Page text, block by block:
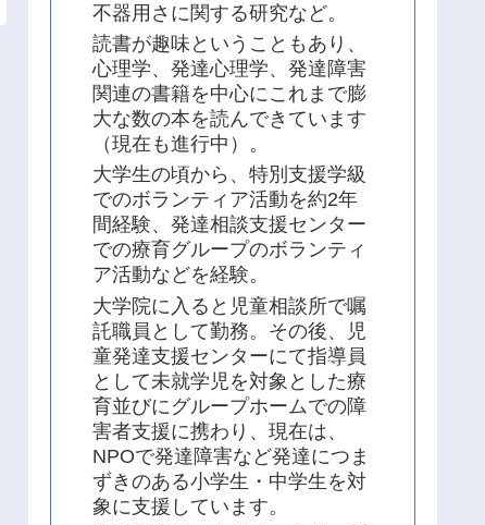
不器用さに関する研究など。
読書が趣味ということもあり、
心理学、発達心理学、発達障害
関連の書籍を中心にこれまで膨
大な数の本を読んできています
（現在も進行中）。
大学生の頃から、特別支援学級
でのボランティア活動を約2年
間経験、発達相談支援センター
での療育グループのボランティ
ア活動などを経験。
大学院に入ると児童相談所で嘱
託職員として勤務。その後、児
童発達支援センターにて指導員
として未就学児を対象とした療
育並びにグループホームでの障
害者支援に携わり、現在は、
NPOで発達障害など発達につま
ずきのある小学生・中学生を対
象に支援しています。